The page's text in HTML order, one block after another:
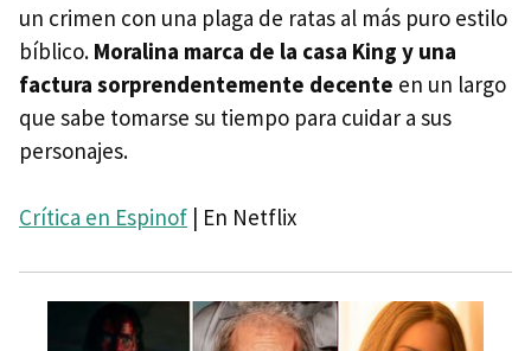
un crimen con una plaga de ratas al más puro estilo
bíblico. Moralina marca de la casa King y una
factura sorprendentemente decente en un largo
que sabe tomarse su tiempo para cuidar a sus
personajes.
Crítica en Espinof | En Netflix